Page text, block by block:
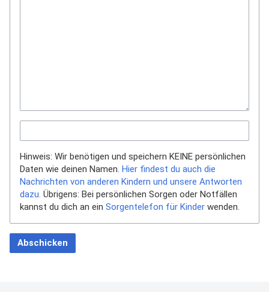
Hinweis: Wir benötigen und speichern KEINE persönlichen
Daten wie deinen Namen. Hier findest du auch die
Nachrichten von anderen Kindern und unsere Antworten
dazu. Übrigens: Bei persönlichen Sorgen oder Notfällen
kannst du dich an ein Sorgentelefon für Kinder wenden.
Abschicken